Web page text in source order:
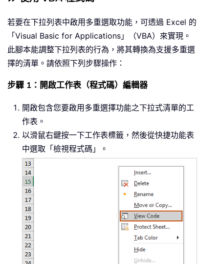
若要在下拉列表中啟用多重選取功能，可透過 Excel 的
「Visual Basic for Applications」（VBA）來實現。
此腳本能調整下拉列表的行為，將其轉換為支援多重選
擇的清單。請依照下列步驟操作：
步驟 1：開啟工作表（程式碼）編輯器
開啟包含您要啟用多重選擇功能之下拉式清單的工
作表。
以滑鼠右鍵按一下工作表標籤，然後從快捷功能表
中選取「檢視程式碼」。